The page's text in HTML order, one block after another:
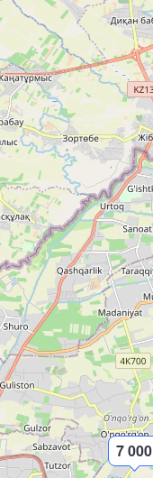
7 000